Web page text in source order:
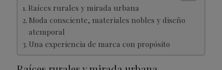
Raíces rurales y mirada urbana
Moda consciente, materiales nobles y diseño
atemporal
Una experiencia de marca con propósito